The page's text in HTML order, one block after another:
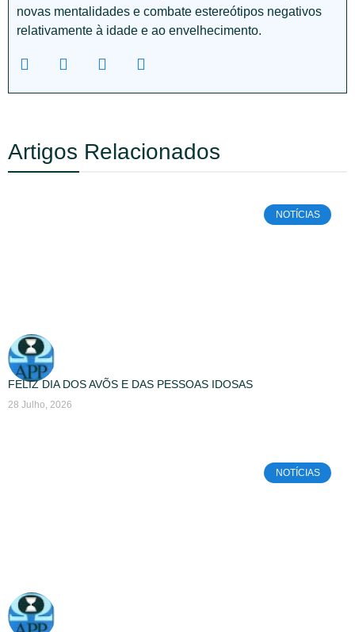
novas mentalidades e combate estereótipos negativos
relativamente à idade e ao envelhecimento.
Artigos Relacionados
NOTÍCIAS
FELIZ DIA DOS AVÕS E DAS PESSOAS IDOSAS
28 Julho, 2026
NOTÍCIAS